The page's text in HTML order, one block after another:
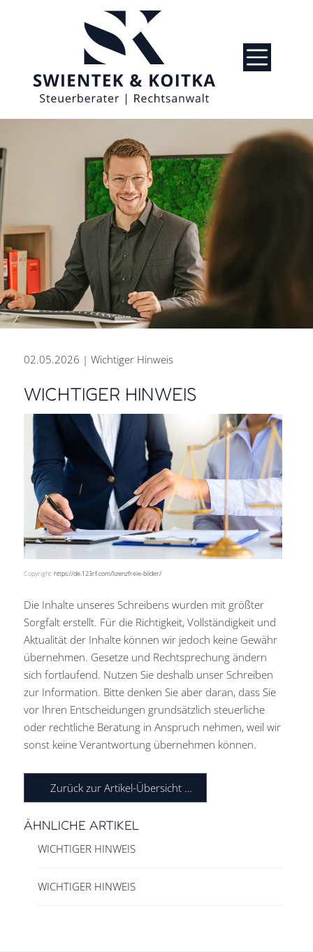
PERSÖNLICH BERATEN.
ZUKUNFT GESTALTEN.
DIGITAL ARBEITEN.
Steuer- und Rechtsberatung
aus einer Hand für den Erfolg
Ihres Unternehmens.
02.05.2026 | Wichtiger Hinweis
WICHTIGER HINWEIS
Copyright:https://de.123rf.com/lizenzfreie-bilder/
Die Inhalte unseres Schreibens wurden mit größter
Sorgfalt erstellt. Für die Richtigkeit, Vollständigkeit und
Aktualität der Inhalte können wir jedoch keine Gewähr
übernehmen. Gesetze und Rechtsprechung ändern
sich fortlaufend. Nutzen Sie deshalb unser Schreiben
zur Information. Bitte denken Sie aber daran, dass Sie
vor Ihren Entscheidungen grundsätzlich steuerliche
oder rechtliche Beratung in Anspruch nehmen, weil wir
sonst keine Verantwortung übernehmen können.
Zurück zur Artikel-Übersicht …
ÄHNLICHE ARTIKEL
WICHTIGER HINWEIS
WICHTIGER HINWEIS